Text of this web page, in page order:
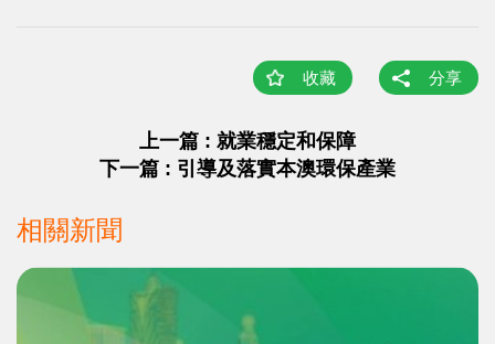
收藏 分享
上一篇 : 就業穩定和保障
下一篇 : 引導及落實本澳環保產業
相關新聞